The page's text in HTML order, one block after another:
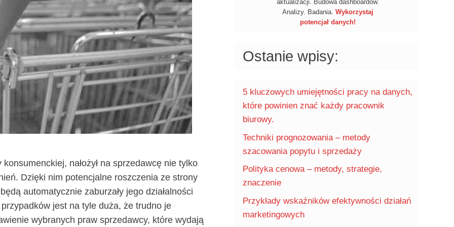
nałożył na sprzedawcę nie tylko
Dzięki nim potencjalne roszczenia ze strony
automatycznie zaburzały jego działalności
jest na tyle duża, że trudno je
wybranych praw sprzedawcy, które wydają
aktualizacji. Budowa dashboardów.
Analizy. Badania. Wykorzystaj
potencjał danych!
Ostanie wpisy:
5 kluczowych umiejętności pracy na danych,
które powinien znać każdy pracownik
biurowy.
Techniki prognozowania – metody
szacowania popytu i sprzedaży
Polityka cenowa – metody, strategie,
znaczenie
Przykłady wskaźników efektywności działań
marketingowych